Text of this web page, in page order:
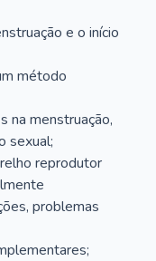
e o início
método
na menstruação,
sexual;
reprodutor
problemas